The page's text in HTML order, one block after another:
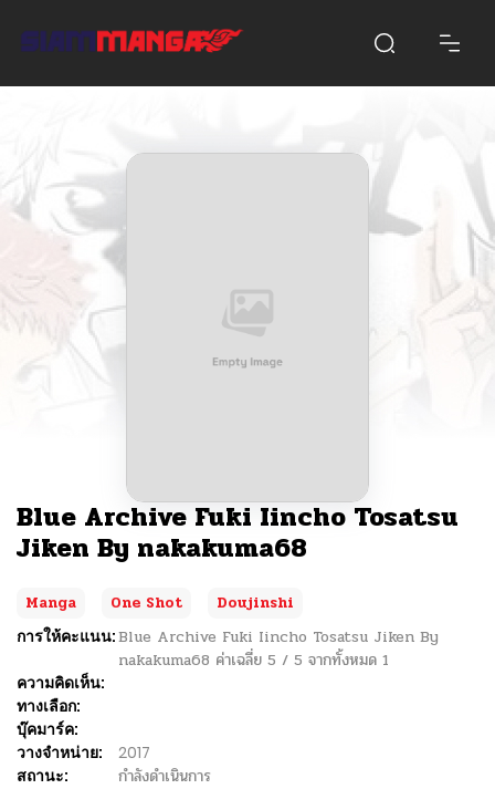
Blue Archive Fuki Iincho Tosatsu
Jiken By nakakuma68
Manga One Shot
Doujinshi
การให้คะแนน:Blue Archive Fuki Iincho Tosatsu Jiken By
nakakuma68 ค่าเฉลี่ย 5 / 5 จากทั้งหมด 1
ความคิดเห็น:
ทางเลือก:
บุ๊คมาร์ค:
วางจำหน่าย:
2017
สถานะ:
กำลังดำเนินการ